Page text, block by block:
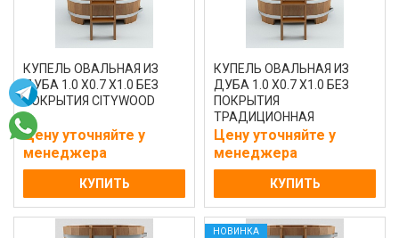
КУПЕЛЬ ОВАЛЬНАЯ ИЗ
ДУБА 1.0 Х0.7 Х1.0 БЕЗ
ПОКРЫТИЯ CITYWOOD
Цену уточняйте у
менеджера
КУПИТЬ
КУПЕЛЬ ОВАЛЬНАЯ ИЗ
ДУБА 1.0 Х0.7 Х1.0 БЕЗ
ПОКРЫТИЯ
ТРАДИЦИОННАЯ
Цену уточняйте у
менеджера
КУПИТЬ
НОВИНКА